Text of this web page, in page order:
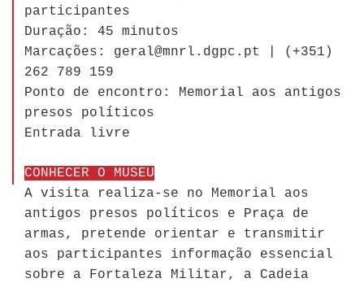
participantes
Duração: 45 minutos
Marcações: geral@mnrl.dgpc.pt | (+351)
262 789 159
Ponto de encontro: Memorial aos antigos
presos políticos
Entrada livre
CONHECER O MUSEU
A visita realiza-se no Memorial aos
antigos presos políticos e Praça de
armas, pretende orientar e transmitir
aos participantes informação essencial
sobre a Fortaleza Militar, a Cadeia